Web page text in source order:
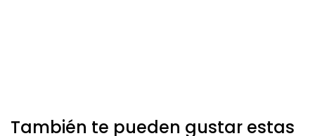
También te pueden gustar estas